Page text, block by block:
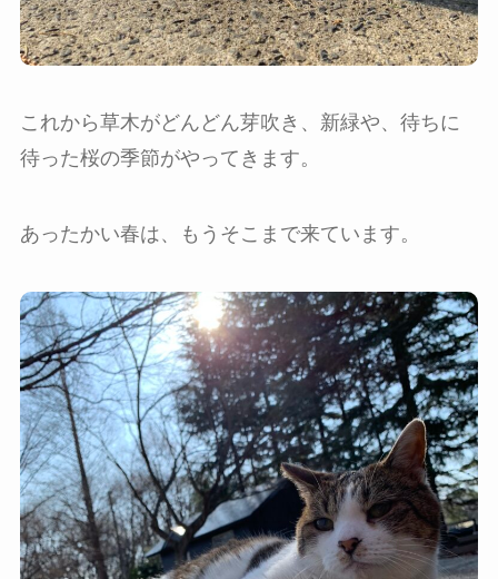
これから草木がどんどん芽吹き、新緑や、待ちに
待った桜の季節がやってきます。
あったかい春は、もうそこまで来ています。